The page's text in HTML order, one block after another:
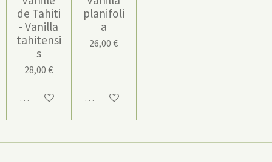
de Tahiti
- Vanilla
tahitensi
s
28,00 €
M'avertir si disponible
planifoli
a
26,00 €
M'avertir si disponible